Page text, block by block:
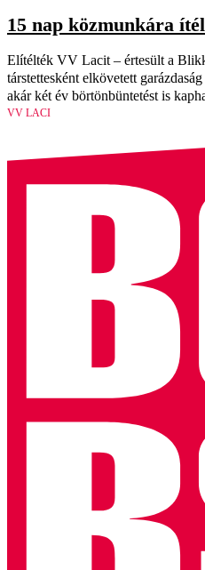
15 nap közmunkára
Elítélték VV Lacit – értesült a
társtettesként elkövetett
akár két év börtönbüntetést is
VV LACI